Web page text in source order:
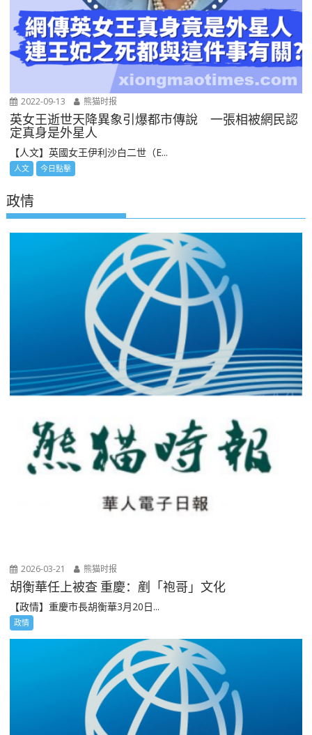
2022-09-13 熊猫时报
英女王逝世天降異象引爆都市傳說 一張相被網民認
定真身是外星人
【人文】英國女王伊利沙白二世（E...
人文 今日點擊
政情
2026-03-21 熊猫时报
胡衡華任上被查 重慶：剷「袍哥」文化
【政情】重慶市長胡衡華3月20日...
政情